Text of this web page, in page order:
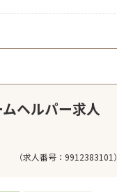
ヘルパー求人
（求人番号：9912383101）